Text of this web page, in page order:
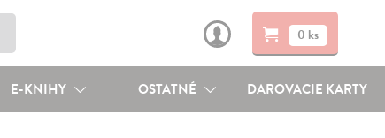
0 ks
E-KNIHY OSTATNÉ DAROVACIE KARTY